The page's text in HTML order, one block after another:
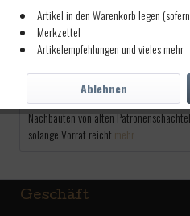
5,00 € *
inkl. MwSt.zzgl. Versandkosten
Lieferzeit ca. 5 Tage
Beschreibung
Nachbauten von alten
solange Vorrat reicht mehr
Geschäft
Artikel in den Warenkorb legen
Merkzettel
Artikelempfehlungen und vieles mehr
Ablehnen